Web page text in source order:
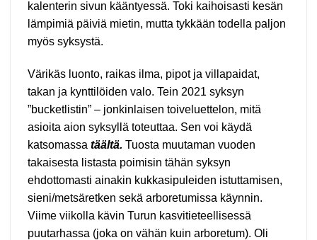
kalenterin sivun kääntyessä. Toki kaihoisasti kesän
lämpimiä päiviä mietin, mutta tykkään todella paljon
myös syksystä.
Värikäs luonto, raikas ilma, pipot ja villapaidat,
takan ja kynttilöiden valo. Tein 2021 syksyn
”bucketlistin” – jonkinlaisen toiveluettelon, mitä
asioita aion syksyllä toteuttaa. Sen voi käydä
katsomassa täältä. Tuosta muutaman vuoden
takaisesta listasta poimisin tähän syksyn
ehdottomasti ainakin kukkasipuleiden istuttamisen,
sieni/metsäretken sekä arboretumissa käynnin.
Viime viikolla kävin Turun kasvitieteellisessä
puutarhassa (joka on vähän kuin arboretum). Oli